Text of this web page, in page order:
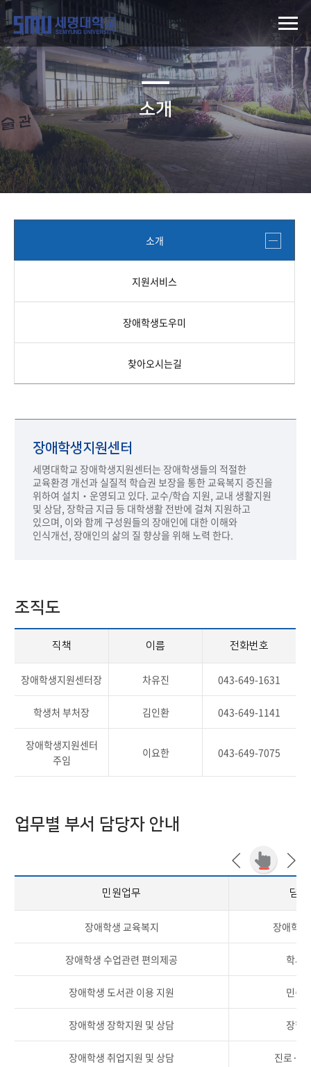
소개
소개
지원서비스
장애학생도우미
찾아오시는길
장애학생지원센터
세명대학교 장애학생지원센터는 장애학생들의 적절한
교육환경 개선과 실질적 학습권 보장을 통한 교육복지 증진을
위하여 설치‧운영되고 있다. 교수/학습 지원, 교내 생활지원
및 상담, 장학금 지급 등 대학생활 전반에 걸쳐 지원하고
있으며, 이와 함께 구성원들의 장애인에 대한 이해와
인식개선, 장애인의 삶의 질 향상을 위해 노력 한다.
조직도
직책 이름 전화번호
장애학생지원센터장 차유진 043-649-1631
학생처 부처장 김인환 043-649-1141
장애학생지원센터
주임
이요한 043-649-7075
업무별 부서 담당자 안내
민원업무 담
장애학생 교육복지 장애학
장애학생 수업관련 편의제공 학사
장애학생 도서관 이용 지원 민송
장애학생 장학지원 및 상담 장학
장애학생 취업지원 및 상담 진로·취